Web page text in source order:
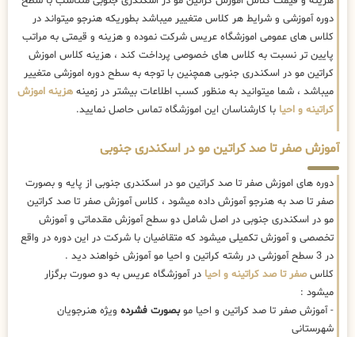
دوره آموزشی و شرایط هر کلاس متغییر میباشد بطوریکه هنرجو میتواند در
کلاس های عمومی اموزشگاه عریس شرکت نموده و هزینه و قیمتی به مراتب
پایین تر نسبت به کلاس های خصوصی پرداخت کند ، هزینه کلاس اموزش
کراتین مو در اسکندری جنوبی همچنین با توجه به سطح دوره اموزشی متغییر
میباشد ، شما میتوانید به منظور کسب اطلاعات بیشتر در زمینه هزینه اموزش
کراتینه و احیا با کارشناسان این اموزشگاه تماس حاصل نمایید.
آموزش صفر تا صد کراتین مو در اسکندری جنوبی
دوره های اموزش صفر تا صد کراتین مو در اسکندری جنوبی از پایه و بصورت
صفر تا صد به هنرجو آموزش داده میشود ، کلاس آموزش صفر تا صد کراتین
مو در اسکندری جنوبی در اصل شامل دو سطح آموزش مقدماتی و آموزش
تخصصی و آموزش تکمیلی میشود که متقاضیان با شرکت در این دوره در واقع
در 3 سطح آموزشی در رشته کراتین و احیا مو آموزش خواهند دید .
کلاسصفر تا صد کراتینه و احیا در آموزشگاه عریس به دو صورت برگزار
میشود :
- آموزش صفر تا صد کراتین و احیا موبصورت فشرده ویژه هنرجویان
شهرستانی